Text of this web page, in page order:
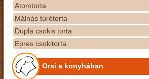
Atomtorta
Málnás túrótorta
Dupla csokis torta
Epres csokitorta
Orsi a konyhában